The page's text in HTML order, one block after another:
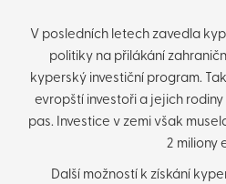
V posledních letech zavedla
politiky na přilákání
kyperský investiční program.
evropští investoři a jejich
pas. Investice v zemi však
2 miliony
Další možností k získání